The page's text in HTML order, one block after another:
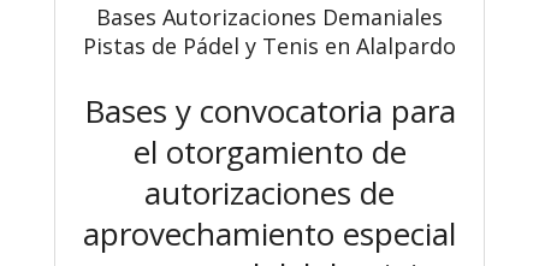
Bases Autorizaciones Demaniales
Pistas de Pádel y Tenis en Alalpardo
Bases y convocatoria para
el otorgamiento de
autorizaciones de
aprovechamiento especial